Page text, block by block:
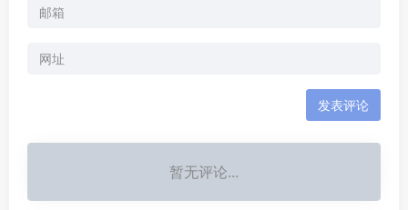
发表评论
暂无评论...